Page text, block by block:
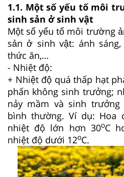
1.1. Một số yếu tố môi
sinh sản ở sinh vật
Một số yếu tố môi trường
sản ở sinh vật: ánh
thức ăn,…
- Nhiệt độ:
+ Nhiệt độ quá thấp hạt
phấn không sinh trưởng;
nảy mầm và sinh
bình thường. Ví dụ: Hoa
nhiệt độ lớn hơn 30oC
nhiệt độ dưới 12oC.